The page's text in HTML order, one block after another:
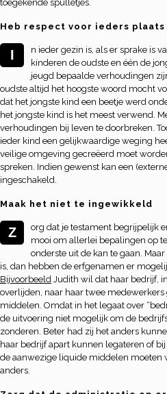
toegekende spulletjes.
Heb respect voor ieders
I
n ieder gezin is, als er sprake is
kinderen de oudste en één de
jeugd bepaalde verhoudingen
oudste altijd het hoogste woord mocht
dat het jongste kind een beetje werd
het jongste kind is het meest verwend.
verhoudingen bij leven te doorbreken.
ieder kind een gelijkwaardige weging
veilige omgeving gecreëerd moet
spreken. Indien gewenst kan een
ingeschakeld.
Maak het niet te ingewikkeld
Z
org dat je testament begrijpelijk
mooi om allerlei bepalingen op
onderste uit de kan te gaan.
is, dan hebben de erfgenamen er
Bijvoorbeeld Judith wil dat haar bedrijf,
overlijden, naar haar twee
middelen. Omdat in het legaat over
de uitvoering niet mogelijk om de
zonderen. Beter had zij het anders
haar bedrijf apart kunnen legateren of
de aanwezige liquide middelen moeten
anders.